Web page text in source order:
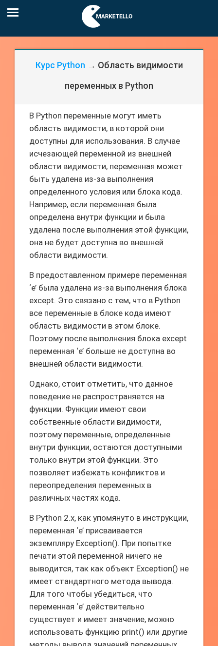
Курс Python → Область видимости
переменных в Python
В Python переменные могут иметь
область видимости, в которой они
доступны для использования. В случае
исчезающей переменной из внешней
области видимости, переменная может
быть удалена из-за выполнения
определенного условия или блока кода.
Например, если переменная была
определена внутри функции и была
удалена после выполнения этой функции,
она не будет доступна во внешней
области видимости.
В предоставленном примере переменная
‘e’ была удалена из-за выполнения блока
except. Это связано с тем, что в Python
все переменные в блоке кода имеют
область видимости в этом блоке.
Поэтому после выполнения блока except
переменная ‘e’ больше не доступна во
внешней области видимости.
Однако, стоит отметить, что данное
поведение не распространяется на
функции. Функции имеют свои
собственные области видимости,
поэтому переменные, определенные
внутри функции, остаются доступными
только внутри этой функции. Это
позволяет избежать конфликтов и
переопределения переменных в
различных частях кода.
В Python 2.x, как упомянуто в инструкции,
переменная ‘e’ присваивается
экземпляру Exception(). При попытке
печати этой переменной ничего не
выводится, так как объект Exception() не
имеет стандартного метода вывода.
Для того чтобы убедиться, что
переменная ‘e’ действительно
существует и имеет значение, можно
использовать функцию print() или другие